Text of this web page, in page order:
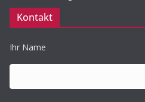
Kontakt
Ihr Name